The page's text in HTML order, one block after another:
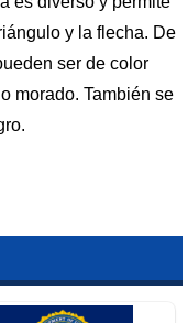
y la flecha. De
ser de color
morado. También se